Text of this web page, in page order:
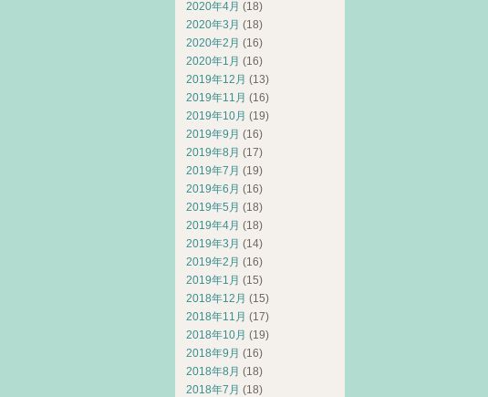
2020年4月 (18)
2020年3月 (18)
2020年2月 (16)
2020年1月 (16)
2019年12月 (13)
2019年11月 (16)
2019年10月 (19)
2019年9月 (16)
2019年8月 (17)
2019年7月 (19)
2019年6月 (16)
2019年5月 (18)
2019年4月 (18)
2019年3月 (14)
2019年2月 (16)
2019年1月 (15)
2018年12月 (15)
2018年11月 (17)
2018年10月 (19)
2018年9月 (16)
2018年8月 (18)
2018年7月 (18)